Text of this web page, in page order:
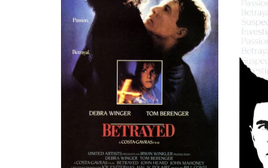
Джойс Ли Боуден
Radio Caller
Mary Sharmat
Radio Caller
Ричард Либертини
Клиффорд А. Пеллоу
Reverend Russell Johnson